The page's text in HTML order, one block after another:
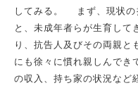
してみる。 まず、現状の
と、未成年者らが生育して
り、抗告人及びその両親と
にも徐々に慣れ親しんでき
の収入、持ち家の状況など